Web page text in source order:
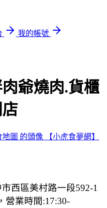
我的帳號
肉爺燒肉.貨櫃
【小虎食夢網】
西區美村路一段592-1
營業時間:17:30-